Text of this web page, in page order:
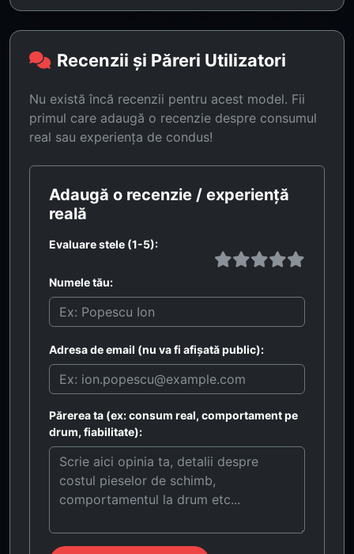
Recenzii și Păreri Utilizatori
Nu există încă recenzii pentru acest model. Fii
primul care adaugă o recenzie despre consumul
real sau experiența de condus!
Adaugă o recenzie / experiență
reală
Evaluare stele (1-5):
Numele tău:
Adresa de email (nu va fi afișată public):
Părerea ta (ex: consum real, comportament pe
drum, fiabilitate):